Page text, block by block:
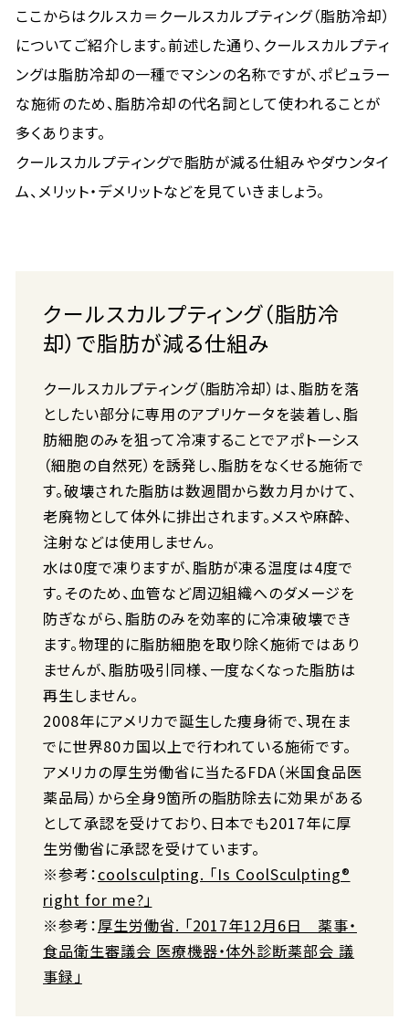
ここからはクルスカ＝クールスカルプティング（脂肪冷却）
についてご紹介します。前述した通り、クールスカルプティ
ングは脂肪冷却の一種でマシンの名称ですが、ポピュラー
な施術のため、脂肪冷却の代名詞として使われることが
多くあります。
クールスカルプティングで脂肪が減る仕組みやダウンタイ
ム、メリット・デメリットなどを見ていきましょう。
クールスカルプティング（脂肪冷
却）で脂肪が減る仕組み
クールスカルプティング（脂肪冷却）は、脂肪を落
としたい部分に専用のアプリケータを装着し、脂
肪細胞のみを狙って冷凍することでアポトーシス
（細胞の自然死）を誘発し、脂肪をなくせる施術で
す。破壊された脂肪は数週間から数カ月かけて、
老廃物として体外に排出されます。メスや麻酔、
注射などは使用しません。
水は0度で凍りますが、脂肪が凍る温度は4度で
す。そのため、血管など周辺組織へのダメージを
防ぎながら、脂肪のみを効率的に冷凍破壊でき
ます。物理的に脂肪細胞を取り除く施術ではあり
ませんが、脂肪吸引同様、一度なくなった脂肪は
再生しません。
2008年にアメリカで誕生した痩身術で、現在ま
でに世界80カ国以上で行われている施術です。
アメリカの厚生労働省に当たるFDA（米国食品医
薬品局）から全身9箇所の脂肪除去に効果がある
として承認を受けており、日本でも2017年に厚
生労働省に承認を受けています。
※参考：coolsculpting. 「Is CoolSculpting®
right for me?」
※参考：厚生労働省. 「2017年12月6日 薬事・
食品衛生審議会 医療機器・体外診断薬部会 議
事録」